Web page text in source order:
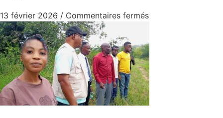
13 février 2026 / Commentaires fermés